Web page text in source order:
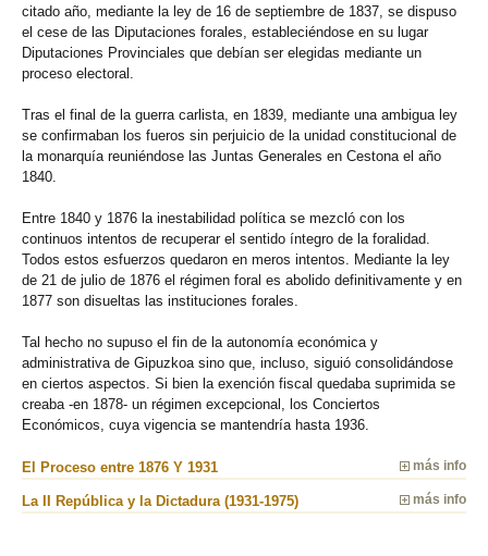
citado año, mediante la ley de 16 de septiembre de 1837, se dispuso
el cese de las Diputaciones forales, estableciéndose en su lugar
Diputaciones Provinciales que debían ser elegidas mediante un
proceso electoral.
Tras el final de la guerra carlista, en 1839, mediante una ambigua ley
se confirmaban los fueros sin perjuicio de la unidad constitucional de
la monarquía reuniéndose las Juntas Generales en Cestona el año
1840.
Entre 1840 y 1876 la inestabilidad política se mezcló con los
continuos intentos de recuperar el sentido íntegro de la foralidad.
Todos estos esfuerzos quedaron en meros intentos. Mediante la ley
de 21 de julio de 1876 el régimen foral es abolido definitivamente y en
1877 son disueltas las instituciones forales.
Tal hecho no supuso el fin de la autonomía económica y
administrativa de Gipuzkoa sino que, incluso, siguió consolidándose
en ciertos aspectos. Si bien la exención fiscal quedaba suprimida se
creaba -en 1878- un régimen excepcional, los Conciertos
Económicos, cuya vigencia se mantendría hasta 1936.
más info
El Proceso entre 1876 Y 1931
más info
La II República y la Dictadura (1931-1975)